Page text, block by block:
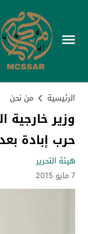
الرئيسية من نحن
وزير
حرب إبادة
هيئة التحرير
7 مايو 2015